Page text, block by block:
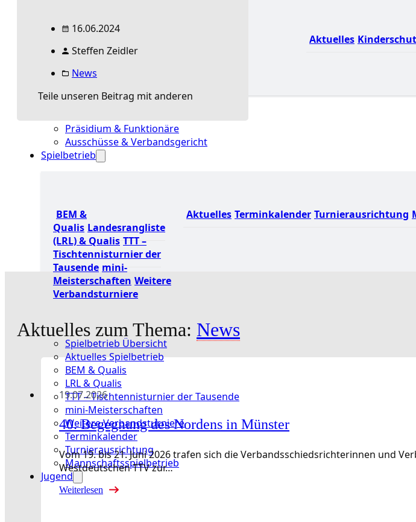
Verbandsgericht Wissen
Aktuelles
Verband Übersicht
Präsidium & Funktionäre
Ausschüsse & Verbandsgericht
Spielbetrieb
BEM &
Qualis Landesrangliste
(LRL) & Qualis TTT –
Tischtennisturnier der
Tausende mini-
Meisterschaften Weitere
Verbandsturniere
Aktuelles Terminkalender Turnierausrichtung
Spielbetrieb Übersicht
Aktuelles Spielbetrieb
BEM & Qualis
LRL & Qualis
TTT – Tischtennisturnier der Tausende
mini-Meisterschaften
Weitere Verbandsturniere
Terminkalender
Turnierausrichtung
Mannschaftsspielbetrieb
Jugend
16.06.2024
Steffen Zeidler
News
Teile unseren Beitrag mit anderen
Aktuelles zum Thema: News
19.07.2026
40. Begegnung des Nordens in Münster
Vom 19. bis 21. Juni 2026 trafen sich die Verbandsschiedsrichterinnen und
Westdeutschen TTV zur…
Weiterlesen